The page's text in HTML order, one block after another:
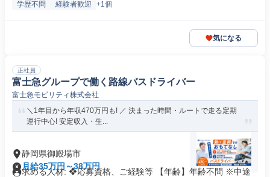
学歴不問 経験者歓迎 +1個
気になる
正社員
富士急グループで働く路線バスドライバー
富士急モビリティ株式会社
＼1年目から年収470万円も! ／ 決まった時間・ルートで走る定期
運行中心! 安定収入・生...
静岡県御殿場市
月給35万円～38万円
求める人材: ❖応募資格、ご経験等 【年齢】年齢不問 ※中途